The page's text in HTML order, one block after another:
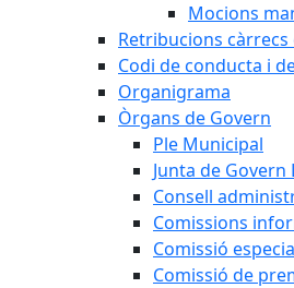
Mocions
Retribucions càrrecs
Codi de conducta i
Organigrama
Òrgans de Govern
Ple Municipal
Junta de Govern
Consell
Comissions
Comissió
Comissió de